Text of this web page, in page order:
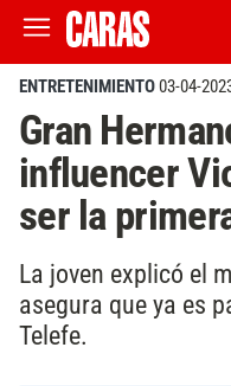
ENTRETENIMIENTO03-04-
Gran
influencer
ser la
La joven explicó el
asegura que ya es
Telefe.